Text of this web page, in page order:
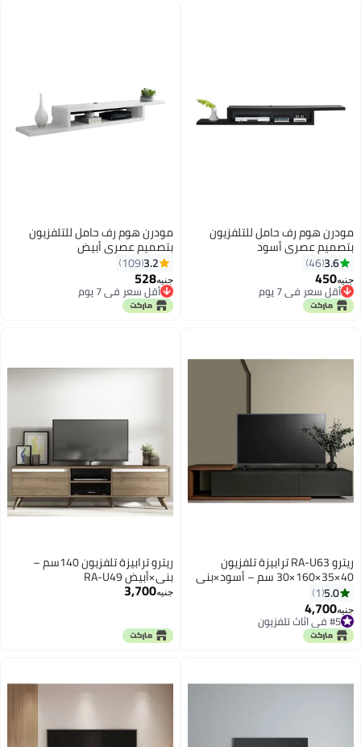
مودرن هوم رف حامل للتلفزيون
بتصميم عصري أسود
135x24x15سم
3.6
46
جنيه450
أقل سعر في 7 يوم
أقل سعر في 7 يوم
مودرن هوم رف حامل للتلفزيون
بتصميم عصري أبيض
135x24x15سم
3.2
109
جنيه528
أقل سعر في 7 يوم
أقل سعر في 7 يوم
ريترو RA-U63 ترابيزة تلفزيون
40×35×160×30 سم – أسود×بني
5.0
1
جنيه4,700
#5 في اثاث تلفزيون
#5 في اثاث تلفزيون
ريترو ترابيزة تلفزيون 140سم –
بني×أبيض RA-U49
جنيه3,700